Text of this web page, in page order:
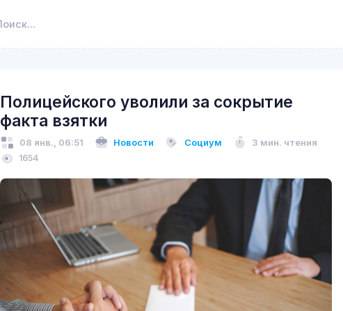
Полицейского уволили за сокрытие
факта взятки
08 янв., 06:51 Новости Социум 3 мин. чтения
1654